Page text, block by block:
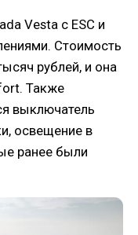
Vesta с ESC и
Стоимость
рублей, и она
Также
выключатель
освещение в
ранее были